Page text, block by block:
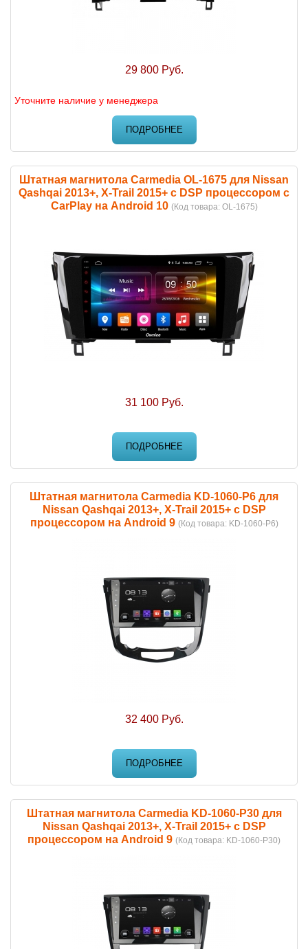
29 800 Руб.
Уточните наличие у менеджера
ПОДРОБНЕЕ
Штатная магнитола Carmedia OL-1675 для Nissan
Qashqai 2013+, X-Trail 2015+ c DSP процессором с
CarPlay на Android 10 (Код товара: OL-1675)
31 100 Руб.
ПОДРОБНЕЕ
Штатная магнитола Carmedia KD-1060-P6 для
Nissan Qashqai 2013+, X-Trail 2015+ c DSP
процессором на Android 9 (Код товара: KD-1060-P6)
32 400 Руб.
ПОДРОБНЕЕ
Штатная магнитола Carmedia KD-1060-P30 для
Nissan Qashqai 2013+, X-Trail 2015+ c DSP
процессором на Android 9 (Код товара: KD-1060-P30)